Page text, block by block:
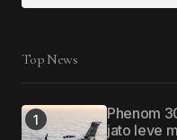
Top News
Phenom
jato leve